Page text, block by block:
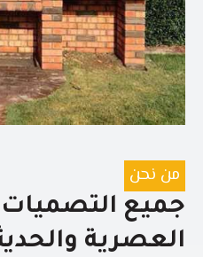
من نحن
جميع التصميات
العصرية